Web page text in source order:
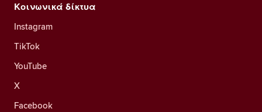
Κοινωνικά δίκτυα
Instagram
TikTok
YouTube
X
Facebook